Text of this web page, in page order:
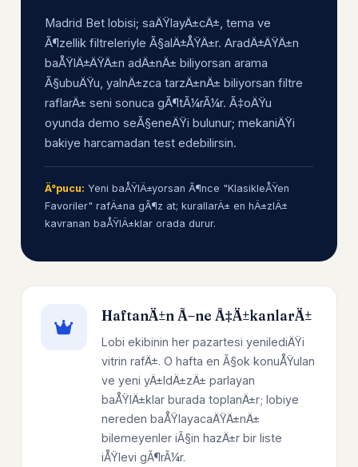
Madrid Bet lobisi; saÄŸlayÄ±cÄ±, tema ve
Ã¶zellik filtreleriyle Ã§alÄ±ÅŸÄ±r. AradÄ±ÄŸÄ±n
baÅŸlÄ±ÄŸÄ±n adÄ±nÄ± biliyorsan arama
Ã§ubuÄŸu, yalnÄ±zca tarzÄ±nÄ± biliyorsan filtre
raflarÄ± seni sonuca gÃ¶tÃ¼rÃ¼r. Ã‡oÄŸu
oyunda demo seÃ§eneÄŸi bulunur; mekaniÄŸi
bakiye harcamadan test edebilirsin.
Ä°pucu: Yeni baÅŸlÄ±yorsan Ã¶nce "KlasikleÅŸen
Favoriler" rafÄ±na gÃ¶z at; kurallarÄ± en hÄ±zlÄ±
kavranan baÅŸlÄ±klar orada durur.
HaftanÄ±n Ã–ne Ã‡Ä±kanlarÄ±
Lobi ekibinin her pazartesi yenilediÄŸi
vitrin rafÄ±. O hafta en Ã§ok konuÅŸulan
ve yeni yÄ±ldÄ±zÄ± parlayan
baÅŸlÄ±klar burada toplanÄ±r; lobiye
nereden baÅŸlayacaÄŸÄ±nÄ±
bilemeyenler iÃ§in hazÄ±r bir liste
iÅŸlevi gÃ¶rÃ¼r.